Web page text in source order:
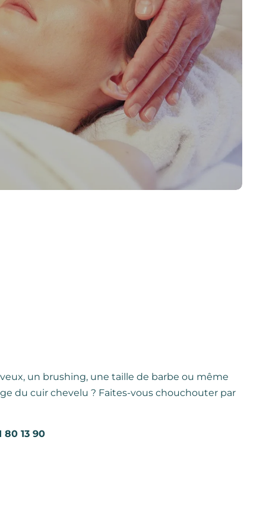
un brushing, une taille de barbe ou même
du cuir chevelu ? Faites-vous chouchouter par
80 13 90